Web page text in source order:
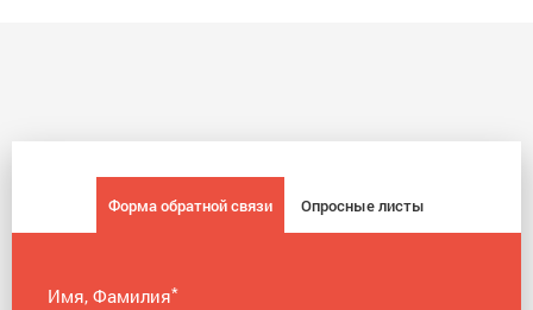
Форма обратной связи Опросные листы
Имя, Фамилия*